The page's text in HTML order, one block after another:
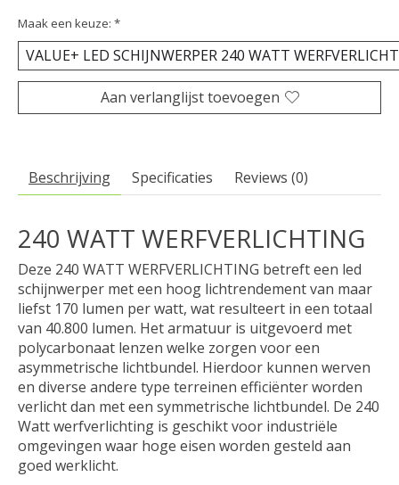
Maak een keuze: *
Aan verlanglijst toevoegen
Beschrijving Specificaties Reviews (0)
240 WATT WERFVERLICHTING
Deze 240 WATT WERFVERLICHTING betreft een led
schijnwerper met een hoog lichtrendement van maar
liefst 170 lumen per watt, wat resulteert in een totaal
van 40.800 lumen. Het armatuur is uitgevoerd met
polycarbonaat lenzen welke zorgen voor een
asymmetrische lichtbundel. Hierdoor kunnen werven
en diverse andere type terreinen efficiënter worden
verlicht dan met een symmetrische lichtbundel. De 240
Watt werfverlichting is geschikt voor industriële
omgevingen waar hoge eisen worden gesteld aan
goed werklicht.